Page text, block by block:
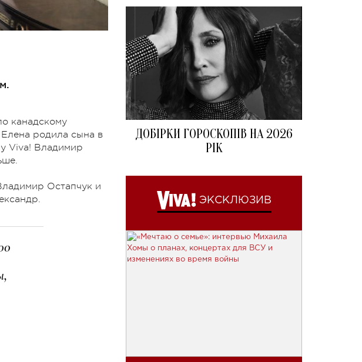
канадскому
родила сына в
Viva! Владимир
Остапчук и
ДОБІРКИ ГОРОСКОПІВ НА 2026
РІК
ЭКСКЛЮЗИВ